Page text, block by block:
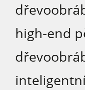
high-end